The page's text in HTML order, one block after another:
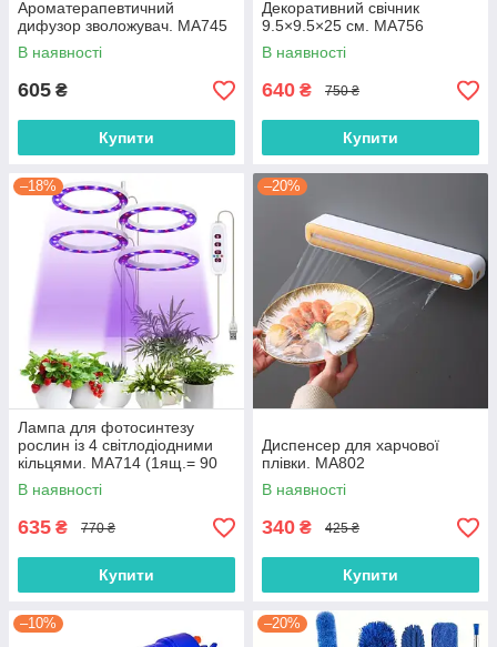
Ароматерапевтичний
дифузор зволожувач. MA745
В наявності
605 ₴
Купити
Декоративний свічник
9.5×9.5×25 см. MA756
В наявності
640 ₴ 750 ₴
Купити
–18%
Лампа для фотосинтезу
рослин із 4 світлодіодними
кільцями. MA714 (1ящ.= 90
шт.)
В наявності
635 ₴ 770 ₴
Купити
–20%
Диспенсер для харчової
плівки. MA802
В наявності
340 ₴ 425 ₴
Купити
–10% –20%